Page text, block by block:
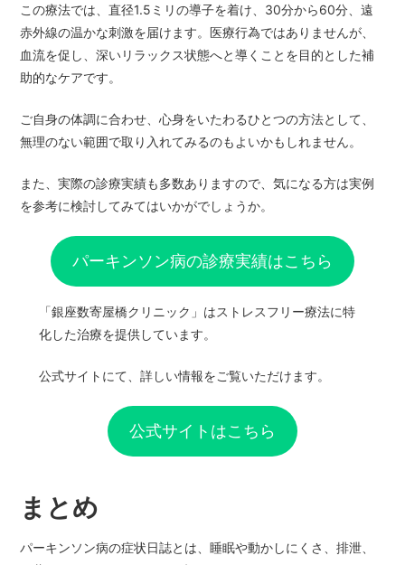
この療法では、直径1.5ミリの導子を着け、30分から60分、遠
赤外線の温かな刺激を届けます。医療行為ではありませんが、
血流を促し、深いリラックス状態へと導くことを目的とした補
助的なケアです。
ご自身の体調に合わせ、心身をいたわるひとつの方法として、
無理のない範囲で取り入れてみるのもよいかもしれません。
また、実際の診療実績も多数ありますので、気になる方は実例
を参考に検討してみてはいかがでしょうか。
パーキンソン病の診療実績はこちら
「銀座数寄屋橋クリニック」はストレスフリー療法に特
化した治療を提供しています。
公式サイトにて、詳しい情報をご覧いただけます。
公式サイトはこちら
まとめ
パーキンソン病の症状日誌とは、睡眠や動かしにくさ、排泄、